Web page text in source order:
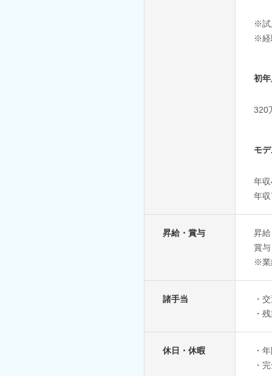
※試
※経
初
320
モ
年
年
昇給・賞与
昇
賞
※業
諸手当
・
・
休日・休暇
・
・